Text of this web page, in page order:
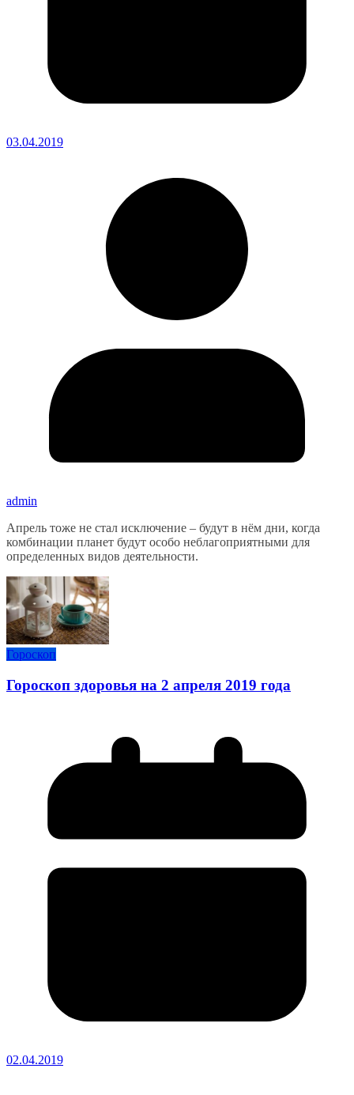
03.04.2019
admin
Апрель тоже не стал исключение – будут в нём дни, когда
комбинации планет будут особо неблагоприятными для
определенных видов деятельности.
Гороскоп
Гороскоп здоровья на 2 апреля 2019 года
02.04.2019